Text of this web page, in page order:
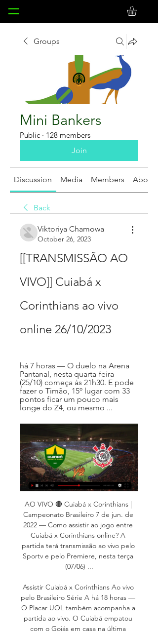
Groups
Mini Bankers
Public · 128 members
Join
Discussion Media Members About
Back
Viktoriya Chamowa
October 26, 2023
[[TRANSMISSÃO AO
VIVO]] Cuiabá x
Corinthians ao vivo
online 26/10/2023
há 7 horas — O duelo na Arena
Pantanal, nesta quarta-feira
(25/10) começa às 21h30. E pode
fazer o Timão, 15º lugar com 33
pontos ficar um pouco mais
longe do Z4, ou mesmo ...
AO VIVO 🔴 Cuiabá x Corinthians |
Campeonato Brasileiro 7 de jun. de
2022 — Como assistir ao jogo entre
Cuiabá x Corinthians online? A
partida terá transmissão ao vivo pelo
Sportv e pelo Premiere, nesta terça
(07/06) ...
Assistir Cuiabá x Corinthians Ao vivo
pelo Brasileiro Série A há 18 horas —
O Placar UOL também acompanha a
partida ao vivo. O Cuiabá empatou
com o Goiás em casa na última